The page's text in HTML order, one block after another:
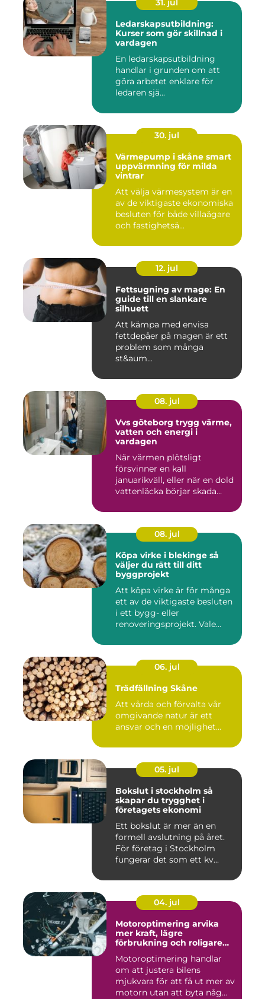
31. jul
Ledarskapsutbildning:
Kurser som gör skillnad i
vardagen
En ledarskapsutbildning
handlar i grunden om att
göra arbetet enklare för
ledaren sjä...
30. jul
Värmepump i skåne smart
uppvärmning för milda
vintrar
Att välja värmesystem är en
av de viktigaste ekonomiska
besluten för både villaägare
och fastighetsä...
12. jul
Fettsugning av mage: En
guide till en slankare
silhuett
Att kämpa med envisa
fettdepåer på magen är ett
problem som många
st&aum...
08. jul
Vvs göteborg trygg värme,
vatten och energi i
vardagen
När värmen plötsligt
försvinner en kall
januarikväll, eller när en dold
vattenläcka börjar skada
08. jul
Köpa virke i blekinge så
väljer du rätt till ditt
byggprojekt
Att köpa virke är för många
ett av de viktigaste besluten
i ett bygg- eller
renoveringsprojekt. Vale...
06. jul
Trädfällning Skåne
Att vårda och förvalta vår
omgivande natur är ett
ansvar och en möjlighet...
05. jul
Bokslut i stockholm så
skapar du trygghet i
företagets ekonomi
Ett bokslut är mer än en
formell avslutning på året.
För företag i Stockholm
fungerar det som ett kv...
04. jul
Motoroptimering arvika
mer kraft, lägre
förbrukning och roligare
Motoroptimering handlar
om att justera bilens
mjukvara för att få ut mer av
motorn utan att byta någ...